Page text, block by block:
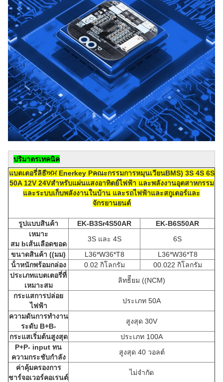
ปริมาตรเทคนิค
แบตเตอรี่ลิธีਅਮ Enerkey PคณะกรรมการหมุนเวียนBMS) 3S 4S 6S
50A 12V 24Vสําหรับแผ่นแสงอาทิตย์ไฟฟ้า และพลังงานอุตสาหกรรม
และระบบเก็บพลังงานในบ้าน และรถไฟฟ้าและสกูเตอร์และ
จักรยานยนต์
รูปแบบสินค้า EK-B3Sr4S50AR EK-B6S50AR
เหมาะ
สม bเส้นเลือดขอด
3S และ 4S
6S
ขนาดสินค้า ((มม)
L36*W36*T8
L36*W36*T8
น้ําหนักพร้อมกล่อง
0.02 กิโลกรัม
00.022 กิโลกรัม
ประเภทแบตเตอรี่ที่
เหมาะสม
ลิทธิียม ((NCM)
กระแสการปล่อย
ไฟฟ้า
ประเภท 50A
ความดันการทํางาน
ระดับ B+B-
สูงสุด 30V
กระแสเริ่มต้นสูงสุด
ประเภท 100A
P+P- input ทน
ความกระชับกําลัง
สูงสุด 40 วอลต์
ค่าคุ้มครองการ
ชาร์จอเวอร์คอเรนต์
ไม่จํากัด